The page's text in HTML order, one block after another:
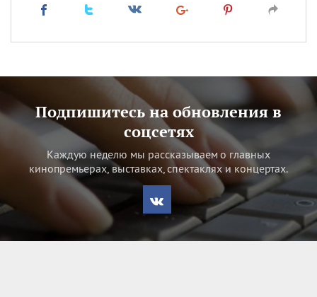
Подпишитесь на обновления в
соцсетях
Каждую неделю мы рассказываем о главных
кинопремьерах, выставках, спектаклях и концертах.